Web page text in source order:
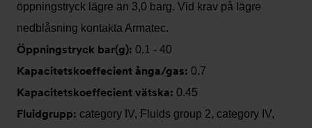
öppningstryck lägre än 3,0 barg. Vid krav på lägre
nedblåsning kontakta Armatec.
Öppningstryck bar(g): 0.1 - 40
Kapacitetskoeffecient ånga/gas: 0.7
Kapacitetskoeffecient vätska: 0.45
Fluidgrupp: category IV, Fluids group 2, category IV,